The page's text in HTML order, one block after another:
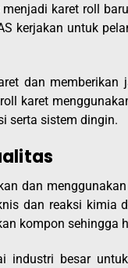
menjadi karet roll
kerjakan untuk
dan
karet
serta sistem dingin.
dan
dan reaksi kimia
kompon sehingga
industri besar